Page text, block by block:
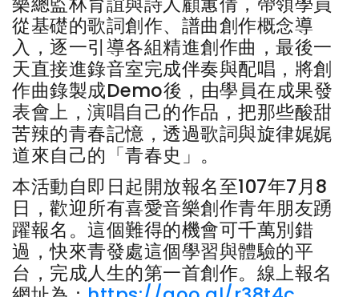
從基礎的歌詞創作、譜曲創作概念導
入，逐一引導各組精進創作曲，最後一
天直接進錄音室完成伴奏與配唱，將創
作曲錄製成Demo後，由學員在成果發
表會上，演唱自己的作品，把那些酸甜
苦辣的青春記憶，透過歌詞與旋律娓娓
道來自己的「青春史」。
本活動自即日起開放報名至107年7月8
日，歡迎所有喜愛音樂創作青年朋友踴
躍報名。這個難得的機會可千萬別錯
過，快來青發處這個學習與體驗的平
台，完成人生的第一首創作。線上報名